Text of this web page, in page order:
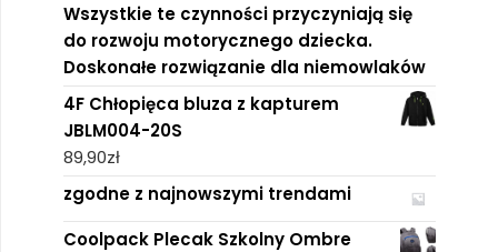
Wszystkie te czynności przyczyniają się
do rozwoju motorycznego dziecka.
Doskonałe rozwiązanie dla niemowlaków
4F Chłopięca bluza z kapturem
JBLM004-20S
89,90zł
zgodne z najnowszymi trendami
Coolpack Plecak Szkolny Ombre